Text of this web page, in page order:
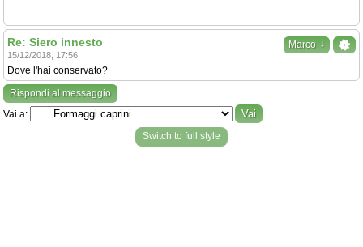
Marco ↓
Re: Siero innesto
15/12/2018, 17:56
Dove l'hai conservato?
Rispondi al messaggio
Vai a:
Switch to full style